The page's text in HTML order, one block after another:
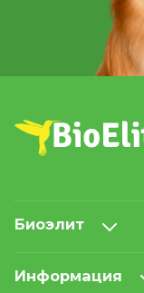
Биоэлит
Информация